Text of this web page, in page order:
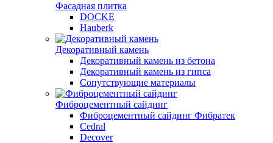
Фасадная плитка
DOCKE
Hauberk
Декоративный камень
Декоративный камень из бетона
Декоративный камень из гипса
Сопутствующие материалы
Фиброцементный сайдинг
Фиброцементный сайдинг Фибратек
Cedral
Decover